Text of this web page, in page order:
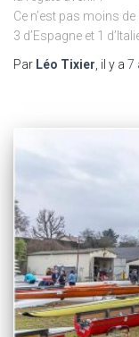
Ce n’est pas moins
3 d’Espagne et 1
Par Léo Tixier , il y a 7